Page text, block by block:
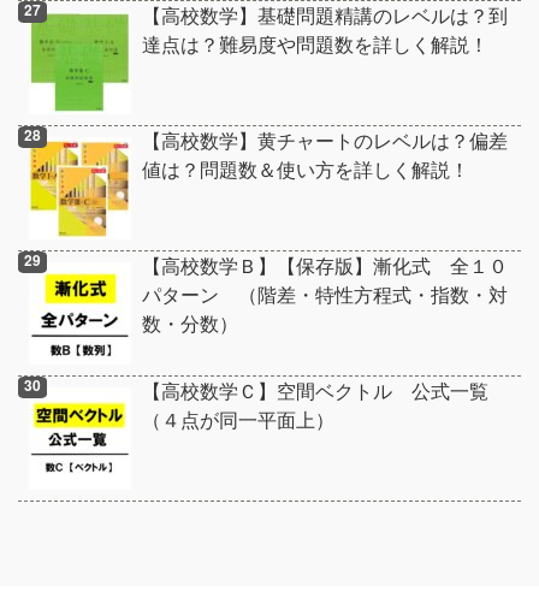
【高校数学】基礎問題精講のレベルは？到
達点は？難易度や問題数を詳しく解説！
【高校数学】黄チャートのレベルは？偏差
値は？問題数＆使い方を詳しく解説！
【高校数学Ｂ】【保存版】漸化式 全１０
パターン （階差・特性方程式・指数・対
数・分数）
【高校数学Ｃ】空間ベクトル 公式一覧
（４点が同一平面上）